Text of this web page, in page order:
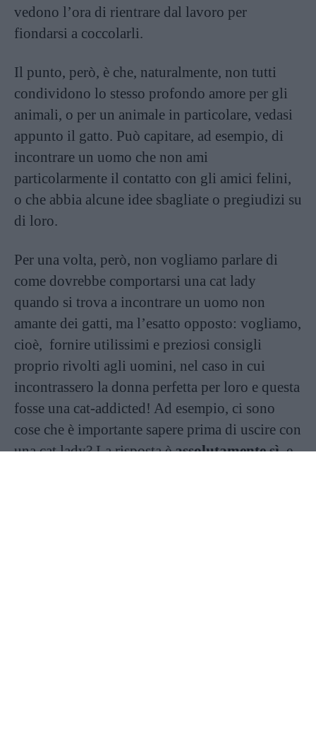
vedono l’ora di rientrare dal lavoro per
fiondarsi a coccolarli.
Il punto, però, è che, naturalmente, non tutti
condividono lo stesso profondo amore per gli
animali, o per un animale in particolare, vedasi
appunto il gatto. Può capitare, ad esempio, di
incontrare un uomo che non ami
particolarmente il contatto con gli amici felini,
o che abbia alcune idee sbagliate o pregiudizi su
di loro.
Per una volta, però, non vogliamo parlare di
come dovrebbe comportarsi una cat lady
quando si trova a incontrare un uomo non
amante dei gatti, ma l’esatto opposto: vogliamo,
cioè, fornire utilissimi e preziosi consigli
proprio rivolti agli uomini, nel caso in cui
incontrassero la donna perfetta per loro e questa
fosse una cat-addicted! Ad esempio, ci sono
cose che è importante sapere prima di uscire con
una cat lady? La risposta èassolutamente sì, e